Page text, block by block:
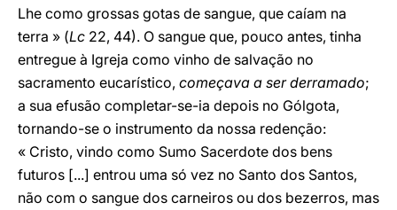
Lhe como grossas gotas de sangue, que caíam na
terra » (Lc 22, 44). O sangue que, pouco antes, tinha
entregue à Igreja como vinho de salvação no
sacramento eucarístico, começava a ser derramado;
a sua efusão completar-se-ia depois no Gólgota,
tornando-se o instrumento da nossa redenção:
« Cristo, vindo como Sumo Sacerdote dos bens
futuros [...] entrou uma só vez no Santo dos Santos,
não com o sangue dos carneiros ou dos bezerros, mas